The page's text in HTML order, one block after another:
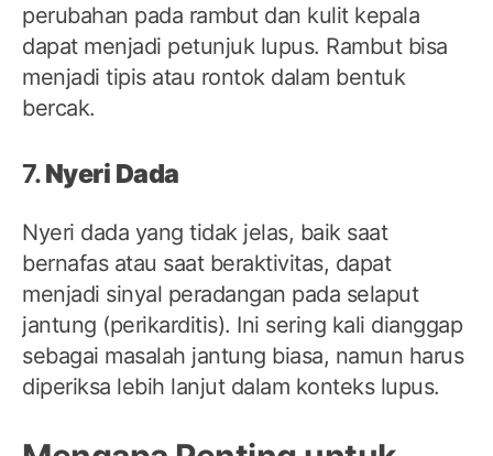
perubahan pada rambut dan kulit kepala
dapat menjadi petunjuk lupus. Rambut bisa
menjadi tipis atau rontok dalam bentuk
bercak.
7.Nyeri Dada
Nyeri dada yang tidak jelas, baik saat
bernafas atau saat beraktivitas, dapat
menjadi sinyal peradangan pada selaput
jantung (perikarditis). Ini sering kali dianggap
sebagai masalah jantung biasa, namun harus
diperiksa lebih lanjut dalam konteks lupus.